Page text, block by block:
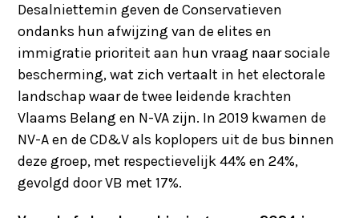
Desalniettemin geven de Conservatieven
ondanks hun afwijzing van de elites en
immigratie prioriteit aan hun vraag naar sociale
bescherming, wat zich vertaalt in het electorale
landschap waar de twee leidende krachten
Vlaams Belang en N-VA zijn. In 2019 kwamen de
NV-A en de CD&V als koplopers uit de bus binnen
deze groep, met respectievelijk 44% en 24%,
gevolgd door VB met 17%.